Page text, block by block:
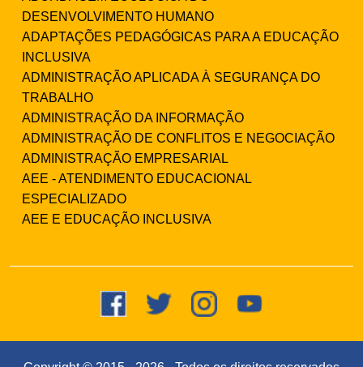
DESENVOLVIMENTO HUMANO
ADAPTAÇÕES PEDAGÓGICAS PARA A EDUCAÇÃO
INCLUSIVA
ADMINISTRAÇÃO APLICADA À SEGURANÇA DO
TRABALHO
ADMINISTRAÇÃO DA INFORMAÇÃO
ADMINISTRAÇÃO DE CONFLITOS E NEGOCIAÇÃO
ADMINISTRAÇÃO EMPRESARIAL
AEE - ATENDIMENTO EDUCACIONAL
ESPECIALIZADO
AEE E EDUCAÇÃO INCLUSIVA